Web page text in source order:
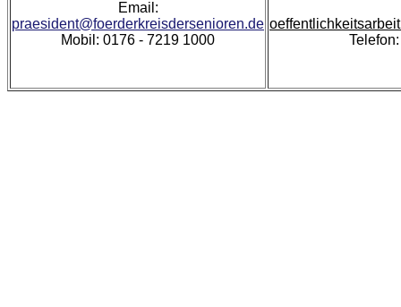
Email:
praesident@foerderkreisdersenioren.de
Mobil: 0176 - 7219 1000